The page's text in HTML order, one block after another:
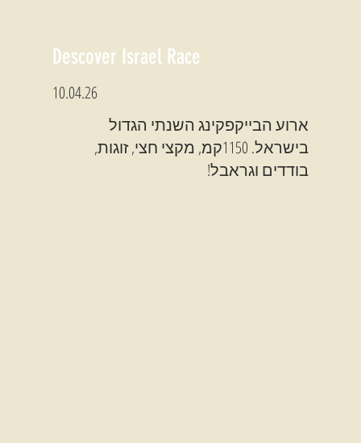
Descover Israel Race
10.04.26
ארוע הבייקפקינג השנתי הגדול
בישראל. 1150קמ, מקצי חצי, זוגות,
בודדים וגראבל!